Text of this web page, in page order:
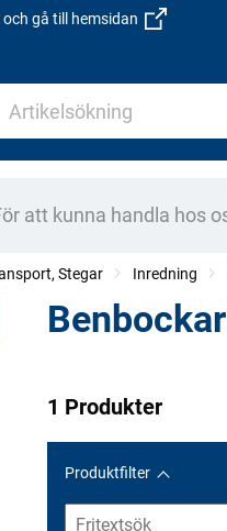
och gå till hemsidan
att kunna handla hos
Stegar Inredning
Benbockar
1 Produkter
Produktfilter